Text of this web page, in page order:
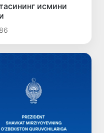
исмини